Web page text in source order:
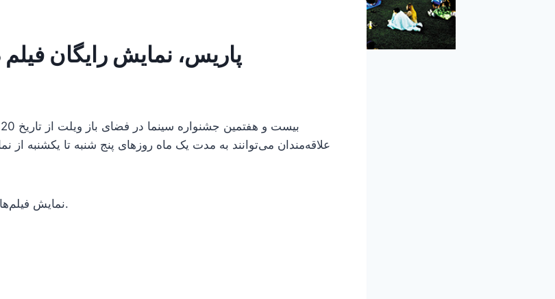
پاریس، نمایش رایگان
علاقه‌مندان می‌توانند به مدت یک ماه روزهای پنج شنبه تا یکشنبه از
نمایش فیلم‌ها از ساعت 22:00 شروع می‌شود.